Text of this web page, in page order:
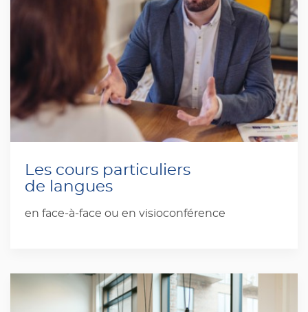
Les cours particuliers
de langues
en face-à-face ou en visioconférence